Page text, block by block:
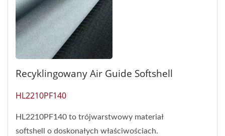
Recyklingowany Air Guide Softshell
HL2210PF140
HL2210PF140 to trójwarstwowy materiał
softshell o doskonałych właściwościach.